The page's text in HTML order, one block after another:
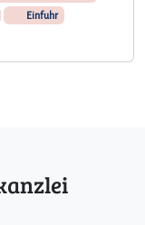
Einfuhr